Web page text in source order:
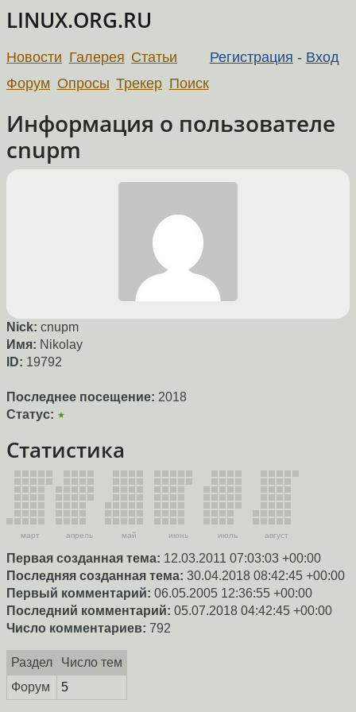
LINUX.ORG.RU
Регистрация - Вход
Новости Галерея Статьи
Форум Опросы Трекер Поиск
Информация о пользователе
cnupm
Nick: cnupm
Имя: Nikolay
ID: 19792
Последнее посещение: 2018
Статус: ★
Статистика
март апрель май июнь июль август
Первая созданная тема: 12.03.2011 07:03:03 +00:00
Последняя созданная тема: 30.04.2018 08:42:45 +00:00
Первый комментарий: 06.05.2005 12:36:55 +00:00
Последний комментарий: 05.07.2018 04:42:45 +00:00
Число комментариев: 792
Раздел
Число тем
Форум
5